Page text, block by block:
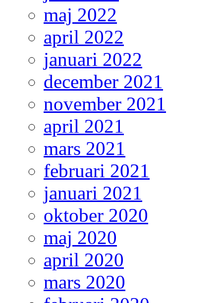
maj 2022
april 2022
januari 2022
december 2021
november 2021
april 2021
mars 2021
februari 2021
januari 2021
oktober 2020
maj 2020
april 2020
mars 2020